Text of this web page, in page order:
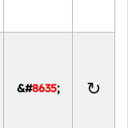
↻
&#8635;